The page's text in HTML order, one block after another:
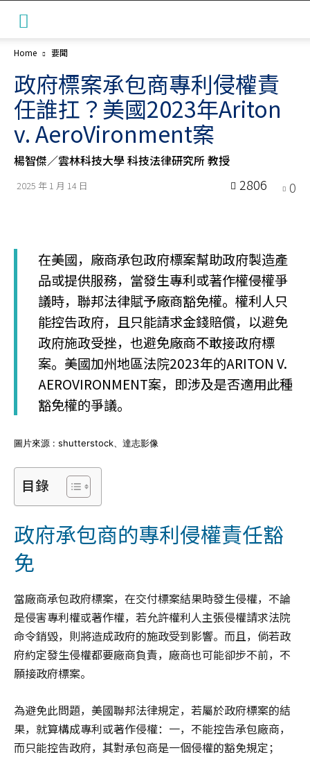
Home 要聞
政府標案承包商專利侵權責
任誰扛？美國2023年Ariton
v. AeroVironment案
楊智傑／雲林科技大學 科技法律研究所 教授
2025 年 1 月 14 日 0
2806
在美國，廠商承包政府標案幫助政府製造產
品或提供服務，當發生專利或著作權侵權爭
議時，聯邦法律賦予廠商豁免權。權利人只
能控告政府，且只能請求金錢賠償，以避免
政府施政受挫，也避免廠商不敢接政府標
案。美國加州地區法院2023年的ARITON V.
AEROVIRONMENT案，即涉及是否適用此種
豁免權的爭議。
圖片來源 : shutterstock、達志影像
目錄
政府承包商的專利侵權責任豁
免
當廠商承包政府標案，在交付標案結果時發生侵權，不論
是侵害專利權或著作權，若允許權利人主張侵權請求法院
命令銷毀，則將造成政府的施政受到影響。而且，倘若政
府約定發生侵權都要廠商負責，廠商也可能卻步不前，不
願接政府標案。
為避免此問題，美國聯邦法律規定，若屬於政府標案的結
果，就算構成專利或著作侵權：一，不能控告承包廠商，
而只能控告政府，其對承包商是一個侵權的豁免規定；